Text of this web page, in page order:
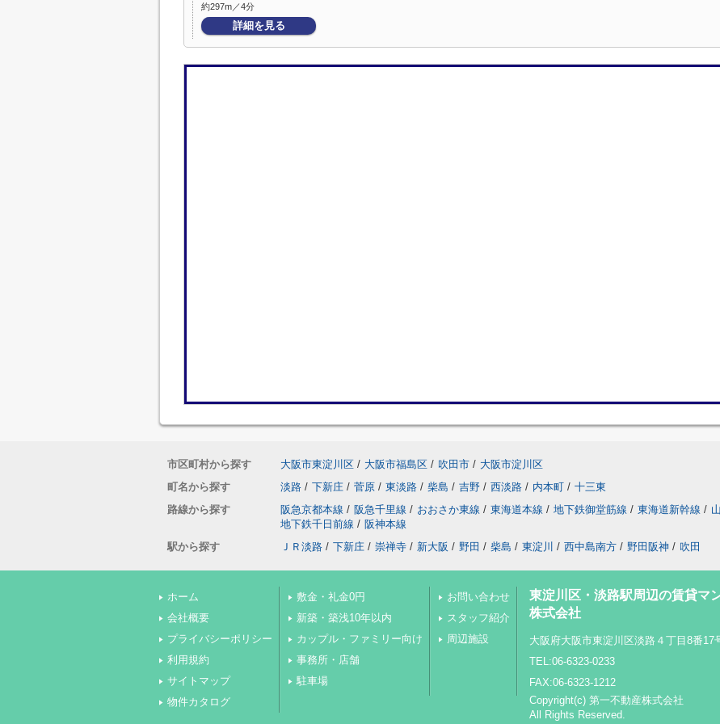
約297m／4分
詳細を見る
市区町村から探す 大阪市東淀川区 / 大阪市福島区 / 吹田市 / 大阪市淀川区
町名から探す
淡路 / 下新庄 / 菅原 / 東淡路 / 柴島 / 吉野 / 西淡路 / 内本町 / 十三東
路線から探す
阪急京都本線 / 阪急千里線 / おおさか東線 / 東海道本線 / 地下鉄御堂筋線 / 東海道新幹線 /
地下鉄千日前線 / 阪神本線
駅から探す
ＪＲ淡路 / 下新庄 / 崇禅寺 / 新大阪 / 野田 / 柴島 / 東淀川 / 西中島南方 / 野田阪神 / 吹田
ホーム
会社概要
プライバシーポリシー
利用規約
サイトマップ
物件カタログ
敷金・礼金0円
新築・築浅10年以内
カップル・ファミリー向け
事務所・店舗
駐車場
お問い合わせ
スタッフ紹介
周辺施設
東淀川区・淡路駅周辺の賃貸マ
株式会社
大阪府大阪市東淀川区淡路４丁目8番17
TEL:06-6323-0233
FAX:06-6323-1212
Copyright(c) 第一不動産株式会社
All Rights Reserved.